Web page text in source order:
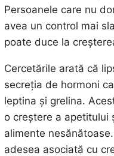
Persoanele care nu
avea un control mai
poate duce la
Cercetările arată că
secreția de hormoni
leptina și grelina.
o creștere a apetitului
alimente
adesea asociată cu